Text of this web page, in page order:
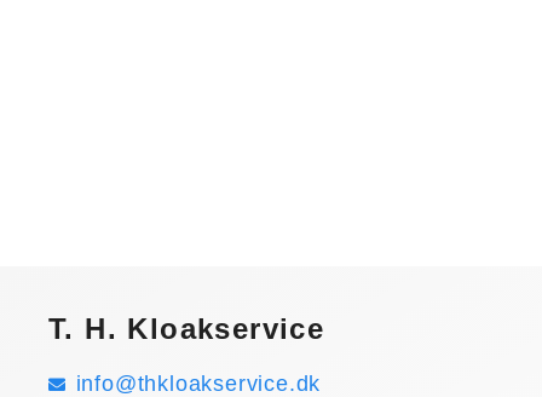
T. H. Kloakservice
info@thkloakservice.dk